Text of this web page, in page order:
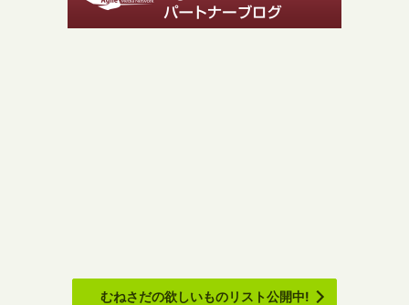
むねさだの欲しいものリスト公開中!